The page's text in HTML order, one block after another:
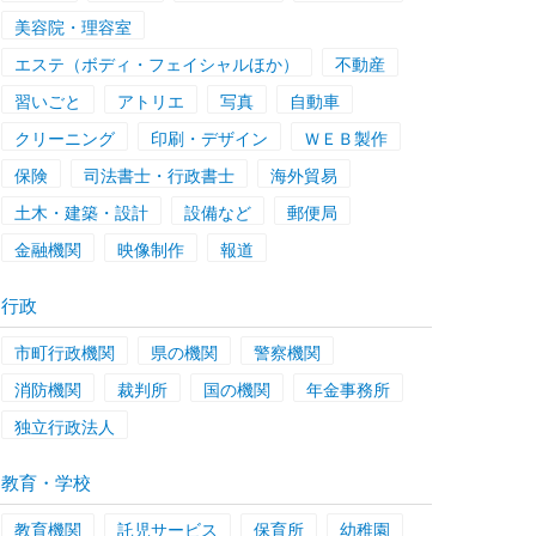
美容院・理容室
エステ（ボディ・フェイシャルほか）
不動産
習いごと
アトリエ 写真
自動車
クリーニング
印刷・デザイン
ＷＥＢ製作
保険
司法書士・行政書士
海外貿易
土木・建築・設計
設備など
郵便局
金融機関
映像制作 報道
行政
市町行政機関 県の機関
警察機関
消防機関
裁判所 国の機関
年金事務所
独立行政法人
教育・学校
教育機関 託児サービス 保育所
幼稚園